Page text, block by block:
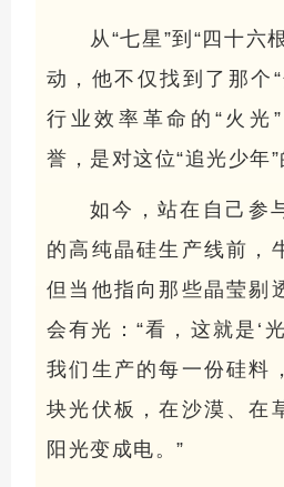
从“七星”到“四十六
动，他不仅找到了那个
行业效率革命的“火光
誉，是对这位“追光少年”
如今，站在自己参
的高纯晶硅生产线前，
但当他指向那些晶莹剔
会有光：“看，这就是‘
我们生产的每一份硅料
块光伏板，在沙漠、在
阳光变成电。”